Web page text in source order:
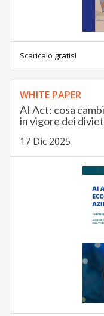
Scaricalo gratis!
WHITE PAPER
AI Act: cosa
in vigore dei
17 Dic 2025